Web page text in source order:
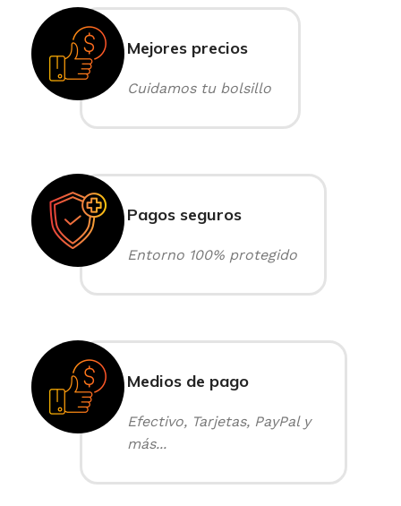
Mejores precios
Cuidamos tu bolsillo
Pagos seguros
Entorno 100% protegido
Medios de pago
Efectivo, Tarjetas, PayPal y
más...